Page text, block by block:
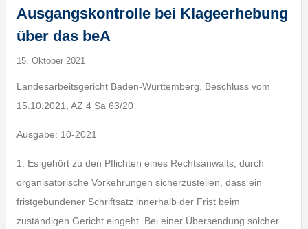
Ausgangskontrolle bei Klageerhebung
über das beA
15. Oktober 2021
Landesarbeitsgericht Baden-Württemberg, Beschluss vom
15.10.2021, AZ 4 Sa 63/20
Ausgabe: 10-2021
1. Es gehört zu den Pflichten eines Rechtsanwalts, durch
organisatorische Vorkehrungen sicherzustellen, dass ein
fristgebundener Schriftsatz innerhalb der Frist beim
zuständigen Gericht eingeht. Bei einer Übersendung solcher